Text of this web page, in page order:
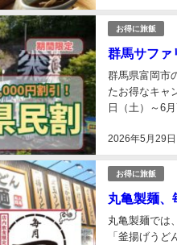
お得に旅飯
群馬サファ
2026年5月29日
群馬県富岡市
たお得なキャ
日（土）～6
お得に旅飯
丸亀製麺、
丸亀製麺では
「釜揚げう